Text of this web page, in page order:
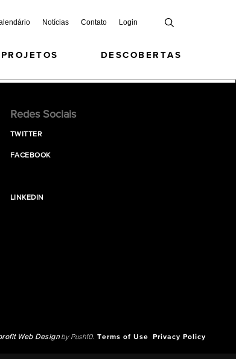
Notícias Contato Login
DESCOBERTAS
Redes Sociais
TWITTER
FACEBOOK
LINKEDIN
Web Designby Push10. Terms of Use Privacy Policy